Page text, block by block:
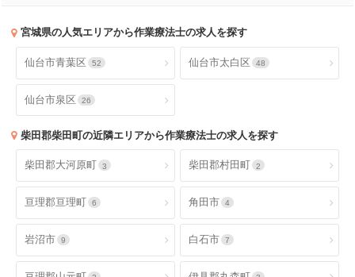
宮城県の人気エリアから作業療法士の求人を探す
仙台市青葉区 52 仙台市太白区 48
仙台市泉区 26
柴田郡柴田町の近隣エリアから作業療法士の求人を探す
柴田郡大河原町 3 柴田郡村田町 2
亘理郡亘理町 6 角田市 4
岩沼市 9 白石市 7